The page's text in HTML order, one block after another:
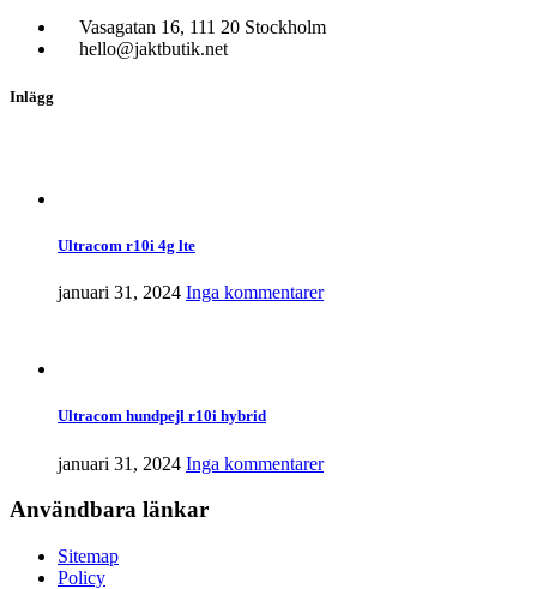
Vasagatan 16, 111 20 Stockholm
hello@jaktbutik.net
Inlägg
Ultracom r10i 4g lte
januari 31, 2024 Inga kommentarer
Ultracom hundpejl r10i hybrid
januari 31, 2024 Inga kommentarer
Användbara länkar
Sitemap
Policy